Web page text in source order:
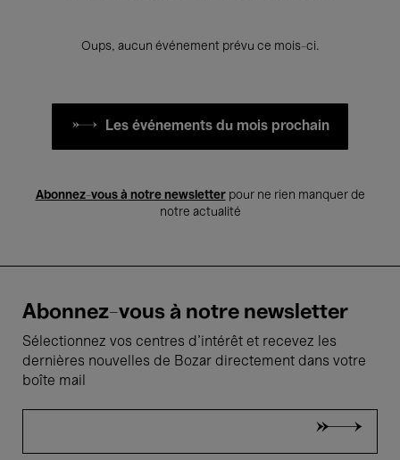
Oups, aucun événement prévu ce mois-ci.
Les événements du mois prochain
Abonnez-vous à notre newsletterpour ne rien manquer de
notre actualité
Abonnez-vous à notre newsletter
Sélectionnez vos centres d'intérêt et recevez les
dernières nouvelles de Bozar directement dans votre
boîte mail